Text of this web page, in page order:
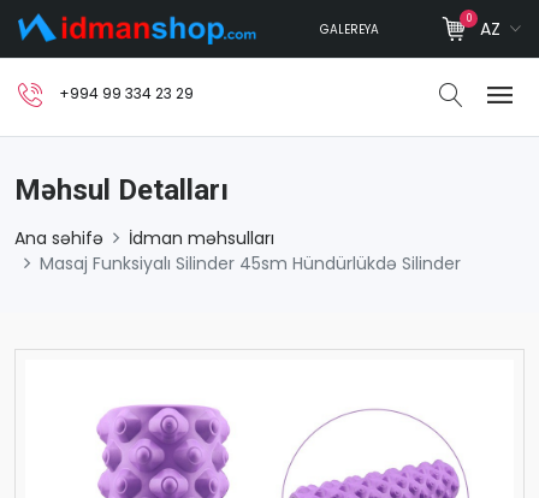
GALEREYA
0 AZ
+994 99 334 23 29
Məhsul Detalları
Ana səhifə
İdman məhsulları
Masaj Funksiyalı Silinder 45sm Hündürlükdə Silinder